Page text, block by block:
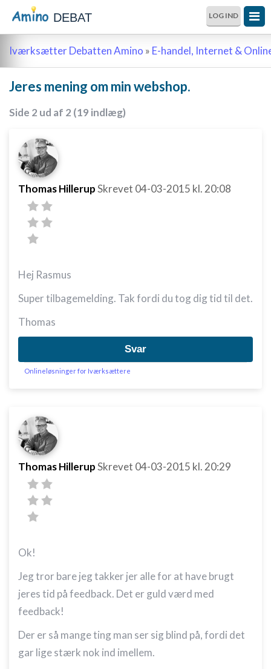
DEBAT LOG IND
Iværksætter Debatten Amino » E-handel, Internet &
Jeres mening om min webshop.
Side 2 ud af 2 (19 indlæg)
Thomas HillerupSkrevet 04-03-2015 kl. 20:08
Hej Rasmus
Super tilbagemelding. Tak fordi du tog dig tid til det.
Thomas
Svar
Onlineløsninger for Iværksættere
Thomas HillerupSkrevet 04-03-2015 kl. 20:29
Ok!
Jeg tror bare jeg takker jer alle for at have brugt
jeres tid på feedback. Det er guld værd med
feedback!
Der er så mange ting man ser sig blind på, fordi det
gar lige stærk nok ind imellem.